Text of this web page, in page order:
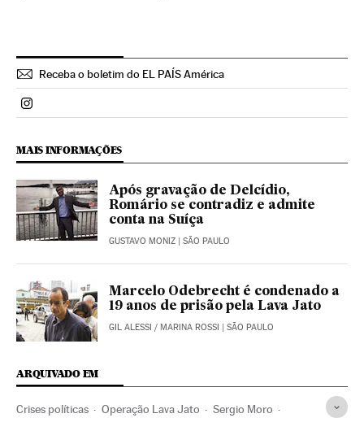
Receba o boletim do EL PAÍS América
Politica El País Brasil en Instagram
MAIS INFORMAÇÕES
Após gravação de Delcídio,
Romário se contradiz e admite
conta na Suíça
GUSTAVO MONIZ | SÃO PAULO
Marcelo Odebrecht é condenado a
19 anos de prisão pela Lava Jato
GIL ALESSI / MARINA ROSSI | SÃO PAULO
ARQUIVADO EM
Crises políticas Operação Lava Jato Sergio Moro